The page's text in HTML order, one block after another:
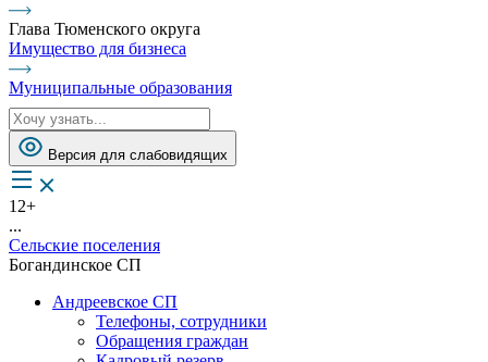
Глава Тюменского округа
Имущество для бизнеса
Муниципальные образования
Версия для слабовидящих
12+
...
Сельские поселения
Богандинское СП
Андреевское СП
Телефоны, сотрудники
Обращения граждан